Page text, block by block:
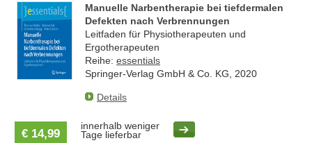
Manuelle Narbentherapie bei tiefdermalen
Defekten nach Verbrennungen
Leitfaden für Physiotherapeuten und
Ergotherapeuten
Reihe: essentials
Springer-Verlag GmbH & Co. KG, 2020
Details
€ 14,99
innerhalb weniger
Tage lieferbar